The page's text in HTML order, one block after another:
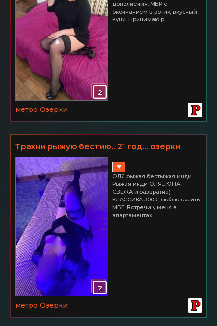
2
дополнения: МБР с
окончанием в ротик, вкусный
Куни. Принимаю р...
метро Озерки
Трахни рыжую бестию.. 21 год... озерки
2
♥
ОЛЯ рыжая бестыжая инди.
Рыжая инди ОЛЯ... ЮНА,
СВЕЖА и развратна).
КЛАССИКА 3000, люблю сосать
МБР. Встречи у меня в
апартаментах...
метро Озерки